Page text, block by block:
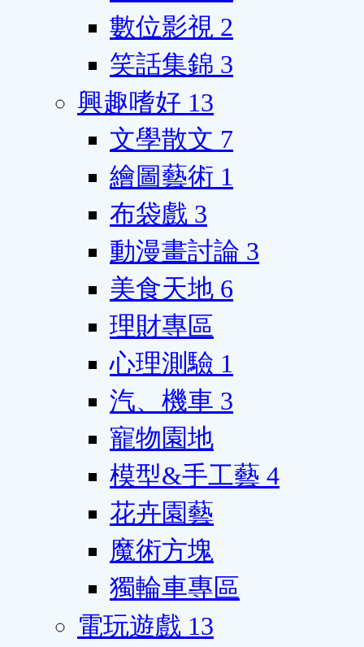
數位影視 2
笑話集錦 3
興趣嗜好 13
文學散文 7
繪圖藝術 1
布袋戲 3
動漫畫討論 3
美食天地 6
理財專區
心理測驗 1
汽、機車 3
寵物園地
模型&手工藝 4
花卉園藝
魔術方塊
獨輪車專區
電玩遊戲 13